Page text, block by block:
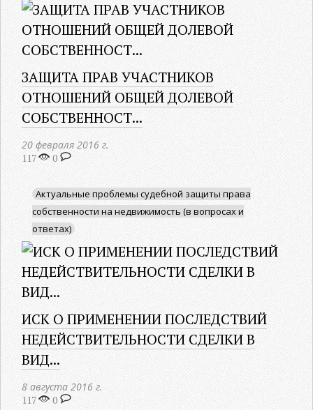
ЗАЩИТА ПРАВ УЧАСТНИКОВ
ОТНОШЕНИЙ ОБЩЕЙ ДОЛЕВОЙ
СОБСТВЕННОСТ...
20 февраля 2016 г.
117
0
Актуальные проблемы судебной защиты права
собственности на недвижимость (в вопросах и
ответах)
ИСК О ПРИМЕНЕНИИ ПОСЛЕДСТВИЙ
НЕДЕЙСТВИТЕЛЬНОСТИ СДЕЛКИ В
ВИД...
8 августа 2016 г.
117
0